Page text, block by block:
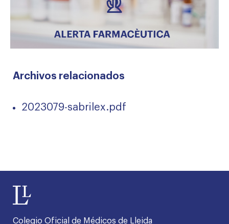
Archivos relacionados
2023079-sabrilex.pdf
Colegio Oficial de Médicos de Lleida